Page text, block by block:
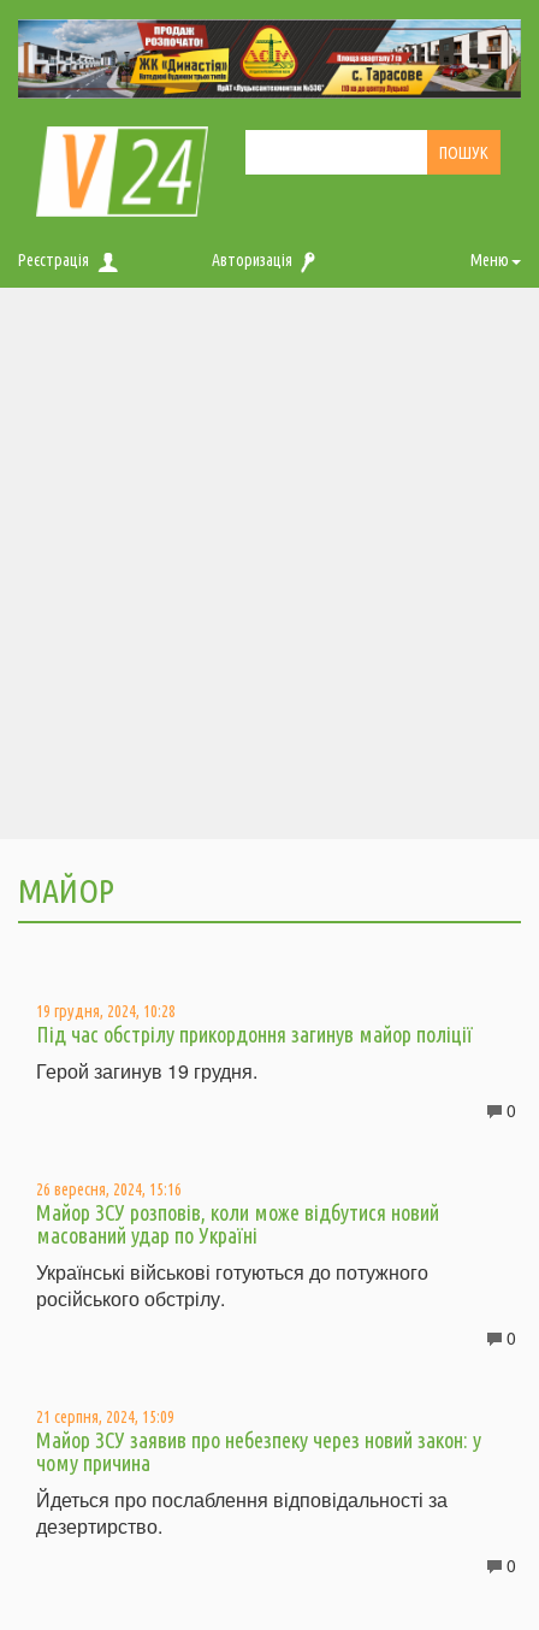
Реєстрація Авторизація Меню
МАЙОР
19 грудня, 2024, 10:28
Під час обстрілу прикордоння загинув майор поліції
Герой загинув 19 грудня.
0
26 вересня, 2024, 15:16
Майор ЗСУ розповів, коли може відбутися новий
масований удар по Україні
Українські військові готуються до потужного
російського обстрілу.
0
21 серпня, 2024, 15:09
Майор ЗСУ заявив про небезпеку через новий закон: у
чому причина
Йдеться про послаблення відповідальності за
дезертирство.
0